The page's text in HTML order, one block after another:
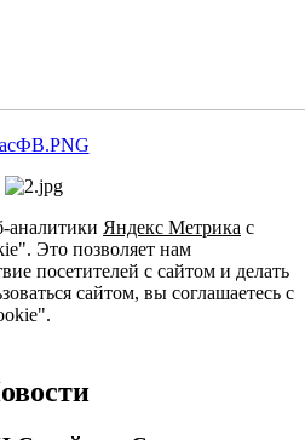
аналитики Яндекс Метрика с
Это позволяет нам
посетителей с сайтом и делать
сайтом, вы соглашаетесь с